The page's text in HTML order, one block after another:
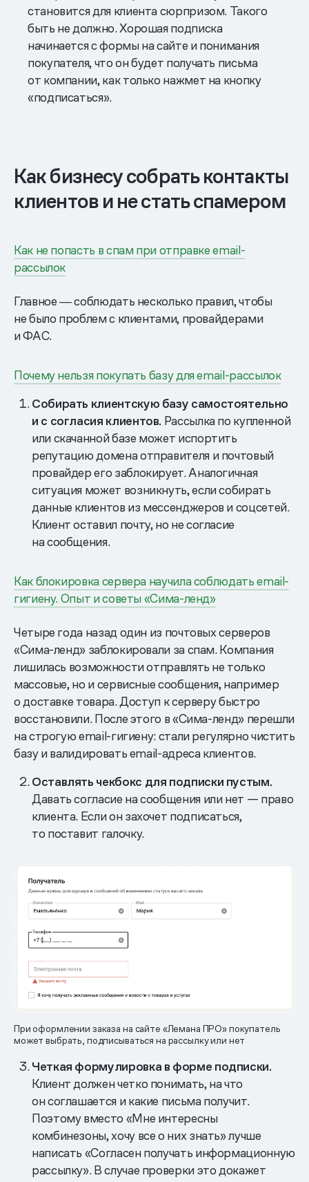
становится для клиента сюрпризом. Такого
быть не должно. Хорошая подписка
начинается с формы на сайте и понимания
покупателя, что он будет получать письма
от компании, как только нажмет на кнопку
«подписаться».
Как бизнесу собрать контакты
клиентов и не стать спамером
Как не попасть в спам при отправке email-
рассылок
Главное ― соблюдать несколько правил, чтобы
не было проблем с клиентами, провайдерами
и ФАС.
Почему нельзя покупать базу для email-рассылок
Собирать клиентскую базу самостоятельно
и с согласия клиентов. Рассылка по купленной
или скачанной базе может испортить
репутацию домена отправителя и почтовый
провайдер его заблокирует. Аналогичная
ситуация может возникнуть, если собирать
данные клиентов из мессенджеров и соцсетей.
Клиент оставил почту, но не согласие
на сообщения.
Как блокировка сервера научила соблюдать email-
гигиену. Опыт и советы «Сима-ленд»
Четыре года назад один из почтовых серверов
«Сима-ленд» заблокировали за спам. Компания
лишилась возможности отправлять не только
массовые, но и сервисные сообщения, например
о доставке товара. Доступ к серверу быстро
восстановили. После этого в «Сима-ленд» перешли
на строгую email-гигиену: стали регулярно чистить
базу и валидировать email-адреса клиентов.
Оставлять чекбокс для подписки пустым.
Давать согласие на сообщения или нет — право
клиента. Если он захочет подписаться,
то поставит галочку.
При оформлении заказа на сайте «Лемана ПРО» покупатель
может выбрать, подписываться на рассылку или нет
Четкая формулировка в форме подписки.
Клиент должен четко понимать, на что
он соглашается и какие письма получит.
Поэтому вместо «Мне интересны
комбинезоны, хочу все о них знать» лучше
написать «Согласен получать информационную
рассылку». В случае проверки это докажет